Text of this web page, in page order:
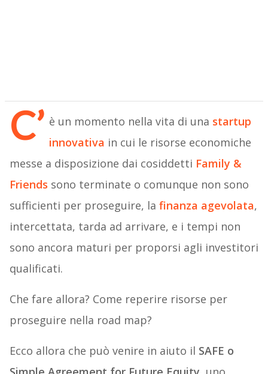
C’ è un momento nella vita di una startup
innovativa in cui le risorse economiche
messe a disposizione dai cosiddetti Family &
Friends sono terminate o comunque non sono
sufficienti per proseguire, la finanza agevolata,
intercettata, tarda ad arrivare, e i tempi non
sono ancora maturi per proporsi agli investitori
qualificati.
Che fare allora? Come reperire risorse per
proseguire nella road map?
Ecco allora che può venire in aiuto il SAFE o